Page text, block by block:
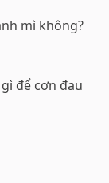
mì không?
để cơn đau